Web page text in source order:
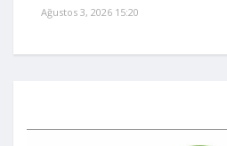
Ağustos 3, 2026 15:20